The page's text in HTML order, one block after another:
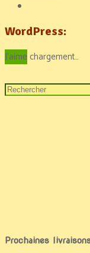
WordPress:
J'aime chargement…
Prochaines